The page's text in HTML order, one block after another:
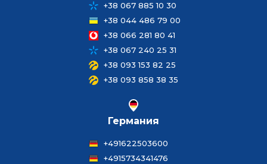
+38 067 885 10 30
+38 044 486 79 00
+38 066 281 80 41
+38 067 240 25 31
+38 093 153 82 25
+38 093 858 38 35
Германия
+491622503600
+4915734341476